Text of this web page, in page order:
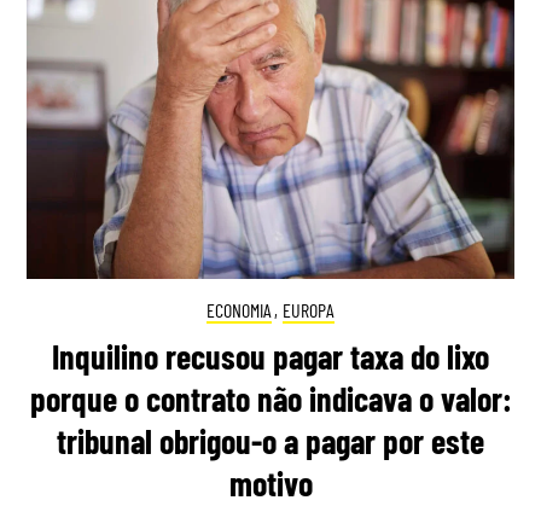
ECONOMIA , EUROPA
Inquilino recusou pagar taxa do lixo
porque o contrato não indicava o valor:
tribunal obrigou-o a pagar por este
motivo